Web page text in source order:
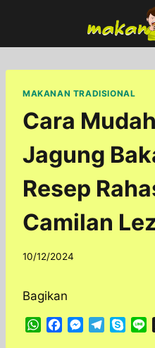
content
MAKANAN TRADISIONAL
Cara
Jagung
Resep
Camilan
By
10/12/2024
Bagikan
W
M